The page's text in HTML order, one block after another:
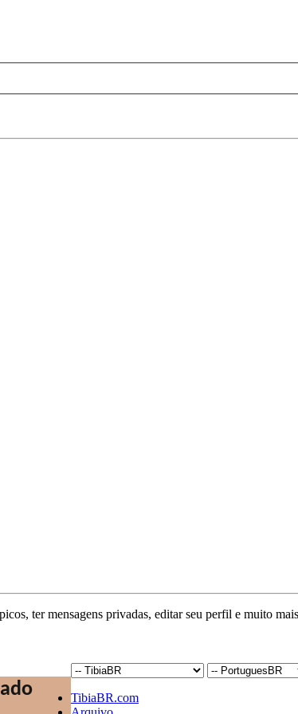
ter mensagens privadas, editar seu perfil e muito
TibiaBR.com